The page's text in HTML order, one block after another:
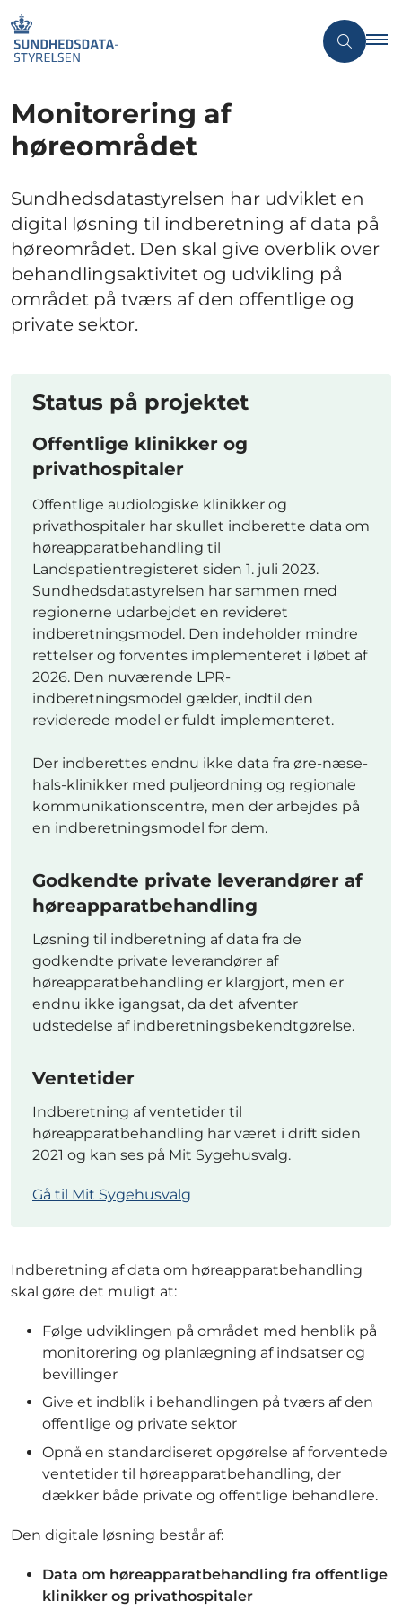
Monitorering af
høreområdet
Sundhedsdatastyrelsen har udviklet en
digital løsning til indberetning af data på
høreområdet. Den skal give overblik over
behandlingsaktivitet og udvikling på
området på tværs af den offentlige og
private sektor.
Status på projektet
Offentlige klinikker og
privathospitaler
Offentlige audiologiske klinikker og
privathospitaler har skullet indberette data om
høreapparatbehandling til
Landspatientregisteret siden 1. juli 2023.
Sundhedsdatastyrelsen har sammen med
regionerne udarbejdet en revideret
indberetningsmodel. Den indeholder mindre
rettelser og forventes implementeret i løbet af
2026. Den nuværende LPR-
indberetningsmodel gælder, indtil den
reviderede model er fuldt implementeret.
Der indberettes endnu ikke data fra øre-næse-
hals-klinikker med puljeordning og regionale
kommunikationscentre, men der arbejdes på
en indberetningsmodel for dem.
Godkendte private leverandører af
høreapparatbehandling
Løsning til indberetning af data fra de
godkendte private leverandører af
høreapparatbehandling er klargjort, men er
endnu ikke igangsat, da det afventer
udstedelse af indberetningsbekendtgørelse.
Ventetider
Indberetning af ventetider til
høreapparatbehandling har været i drift siden
2021 og kan ses på Mit Sygehusvalg.
Gå til Mit Sygehusvalg
Indberetning af data om høreapparatbehandling
skal gøre det muligt at:
Følge udviklingen på området med henblik på
monitorering og planlægning af indsatser og
bevillinger
Give et indblik i behandlingen på tværs af den
offentlige og private sektor
Opnå en standardiseret opgørelse af forventede
ventetider til høreapparatbehandling, der
dækker både private og offentlige behandlere.
Den digitale løsning består af:
Data om høreapparatbehandling fra offentlige
klinikker og privathospitaler